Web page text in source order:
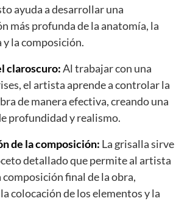
ayuda a desarrollar una
más profunda de la anatomía, la
la composición.
claroscuro:Al trabajar con una
el artista aprende a controlar la
de manera efectiva, creando una
profundidad y realismo.
de la composición: La grisalla sirve
detallado que permite al artista
final de la obra,
colocación de los elementos y la